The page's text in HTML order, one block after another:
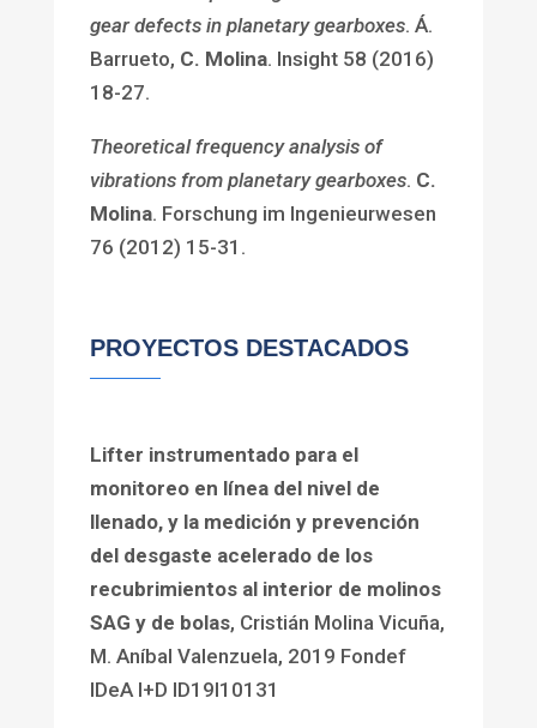
gear defects in planetary gearboxes. Á.
Barrueto, C. Molina. Insight 58 (2016)
18-27.
Theoretical frequency analysis of
vibrations from planetary gearboxes. C.
Molina. Forschung im Ingenieurwesen
76 (2012) 15-31.
PROYECTOS DESTACADOS
Lifter instrumentado para el
monitoreo en línea del nivel de
llenado, y la medición y prevención
del desgaste acelerado de los
recubrimientos al interior de molinos
SAG y de bolas, Cristián Molina Vicuña,
M. Aníbal Valenzuela, 2019 Fondef
IDeA I+D ID19I10131